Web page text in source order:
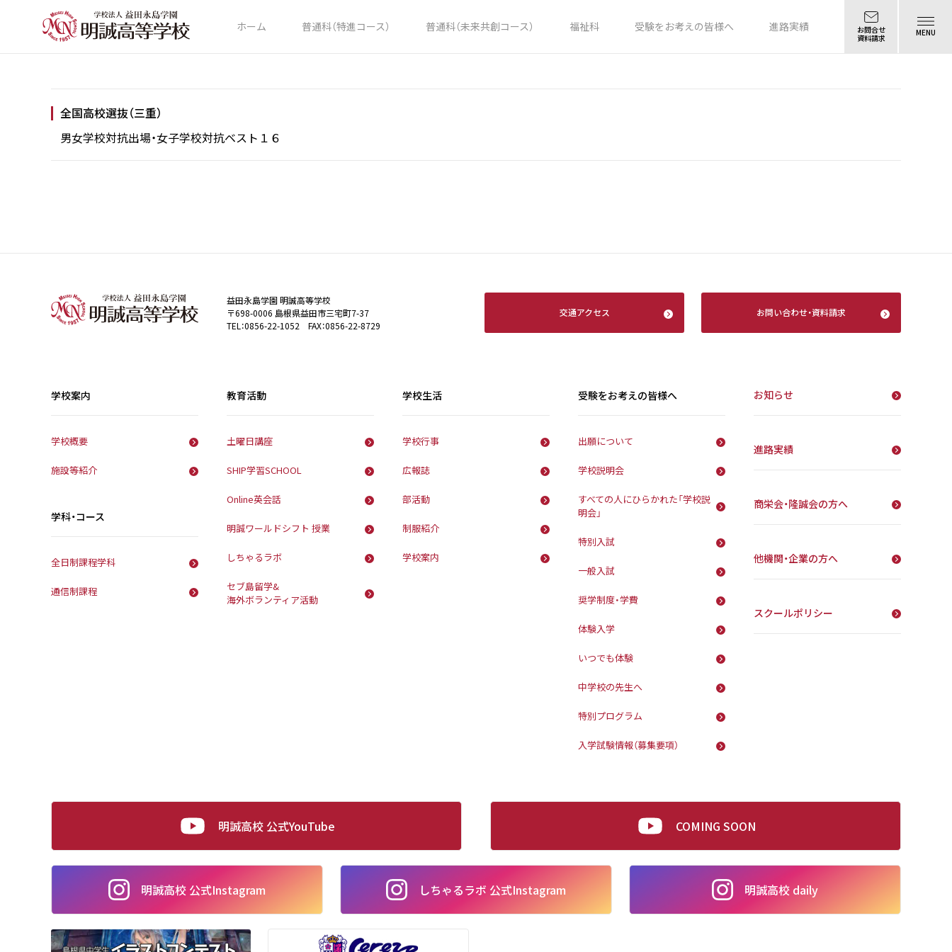
ホーム 普通科（特進コース） 普通科（未来共創コース） 福祉科 受験をお考えの皆様へ 進路実績
お問合せ
資料請求
MENU
全国高校選抜（三重）
男女学校対抗出場・女子学校対抗ベスト１６
益田永島学園 明誠高等学校
〒698-0006 島根県益田市三宅町7-37
TEL：0856-22-1052 FAX：0856-22-8729
交通アクセス お問い合わせ・資料請求
学校案内
学校概要
施設等紹介
学科・コース
全日制課程学科
通信制課程
教育活動
土曜日講座
SHIP学習SCHOOL
Online英会話
明誠ワールドシフト 授業
しちゃるラボ
セブ島留学&
海外ボランティア活動
学校生活
学校行事
広報誌
部活動
制服紹介
学校案内
受験をお考えの皆様へ
出願について
学校説明会
すべての人にひらかれた「学校説
明会」
特別入試
一般入試
奨学制度・学費
体験入学
いつでも体験
中学校の先生へ
特別プログラム
入学試験情報（募集要項）
お知らせ
進路実績
商栄会・隆誠会の方へ
他機関・企業の方へ
スクールポリシー
明誠高校 公式YouTube COMING SOON
明誠高校 公式Instagram しちゃるラボ 公式Instagram 明誠高校 daily